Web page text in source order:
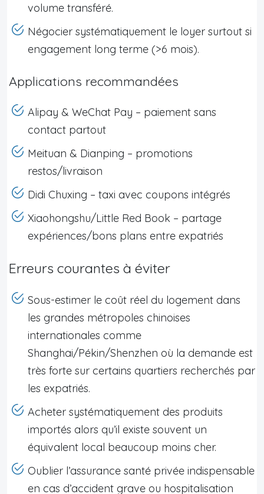
volume transféré.
Négocier systématiquement le loyer surtout si
engagement long terme (>6 mois).
Applications recommandées
Alipay & WeChat Pay – paiement sans
contact partout
Meituan & Dianping – promotions
restos/livraison
Didi Chuxing – taxi avec coupons intégrés
Xiaohongshu/Little Red Book – partage
expériences/bons plans entre expatriés
Erreurs courantes à éviter
Sous-estimer le coût réel du logement dans
les grandes métropoles chinoises
internationales comme
Shanghai/Pékin/Shenzhen où la demande est
très forte sur certains quartiers recherchés par
les expatriés.
Acheter systématiquement des produits
importés alors qu’il existe souvent un
équivalent local beaucoup moins cher.
Oublier l’assurance santé privée indispensable
en cas d’accident grave ou hospitalisation